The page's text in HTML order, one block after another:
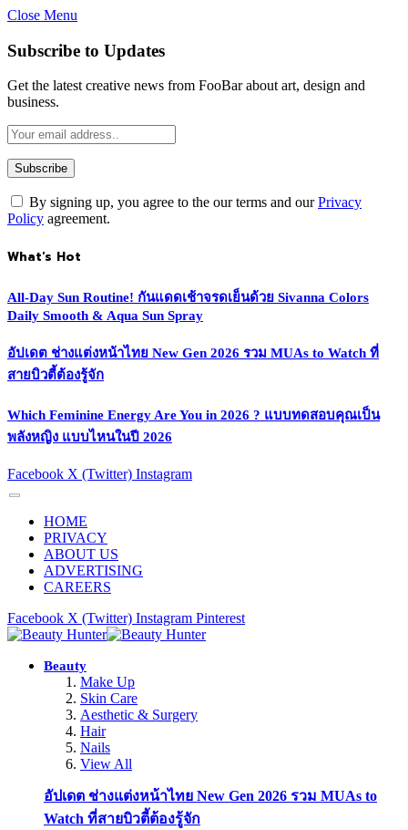
Close Menu
Subscribe to Updates
Get the latest creative news from FooBar about art, design and
business.
By signing up, you agree to the our terms and ourPrivacy
Policy agreement.
What's Hot
All-Day Sun Routine! กันแดดเช้าจรดเย็นด้วย Sivanna Colors
Daily Smooth & Aqua Sun Spray
อัปเดต ช่างแต่งหน้าไทย New Gen 2026 รวม MUAs to Watch ที่
สายบิวตี้ต้องรู้จัก
Which Feminine Energy Are You in 2026 ? แบบทดสอบคุณเป็น
พลังหญิง แบบไหนในปี 2026
Facebook X (Twitter) Instagram
HOME
PRIVACY
ABOUT US
ADVERTISING
CAREERS
Facebook X (Twitter) Instagram Pinterest
Beauty
Make Up
Skin Care
Aesthetic & Surgery
Hair
Nails
View All
อัปเดต ช่างแต่งหน้าไทย New Gen 2026 รวม MUAs to
Watch ที่สายบิวตี้ต้องรู้จัก